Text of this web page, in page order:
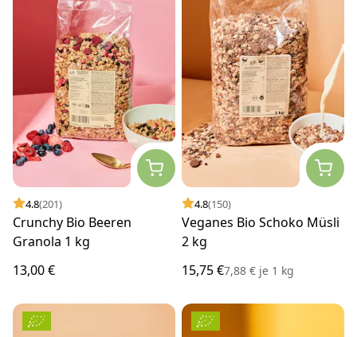
4.8(201)
Crunchy Bio Beeren
Granola 1 kg
13,00 €
4.8(150)
Veganes Bio Schoko Müsli
2 kg
15,75 €7,88 € je 1 kg